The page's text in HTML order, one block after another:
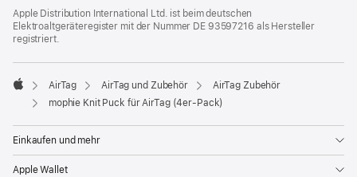
Apple Distribution International Ltd. ist beim deutschen
Elektroaltgeräteregister mit der Nummer DE 93597216 als Hersteller
registriert.
Apple
AirTag AirTag und Zubehör
AirTag Zubehör
mophie Knit Puck für AirTag (4er-Pack)
Einkaufen und mehr
Apple Wallet